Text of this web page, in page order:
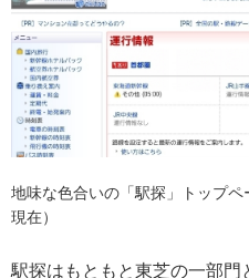
地味な色合いの「駅探」トップ
現在）
駅探はもともと東芝の一部